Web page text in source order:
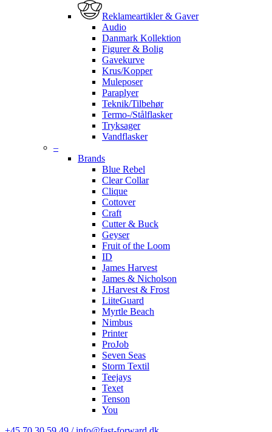
Reklameartikler & Gaver
Audio
Danmark Kollektion
Figurer & Bolig
Gavekurve
Krus/Kopper
Muleposer
Paraplyer
Teknik/Tilbehør
Termo-/Stålflasker
Tryksager
Vandflasker
–
Brands
Blue Rebel
Clear Collar
Clique
Cottover
Craft
Cutter & Buck
Geyser
Fruit of the Loom
ID
James Harvest
James & Nicholson
J.Harvest & Frost
LiiteGuard
Myrtle Beach
Nimbus
Printer
ProJob
Seven Seas
Storm Textil
Teejays
Texet
Tenson
You